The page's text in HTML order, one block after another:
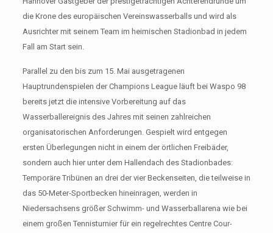
die Krone des europäischen Vereinswasserballs und wird als
Ausrichter mit seinem Team im heimischen Stadionbad in jedem
Fall am Start sein.
Parallel zu den bis zum 15. Mai ausgetragenen
Hauptrundenspielen der Champions League läuft bei Waspo 98
bereits jetzt die intensive Vorbereitung auf das
Wasserballereignis des Jahres mit seinen zahlreichen
organisatorischen Anforderungen. Gespielt wird entgegen
ersten Überlegungen nicht in einem der örtlichen Freibäder,
sondern auch hier unter dem Hallendach des Stadionbades:
Temporäre Tribünen an drei der vier Beckenseiten, die teilweise in
das 50-Meter-Sportbecken hineinragen, werden in
Niedersachsens größer Schwimm- und Wasserballarena wie bei
einem großen Tennisturnier für ein regelrechtes Centre Cour-